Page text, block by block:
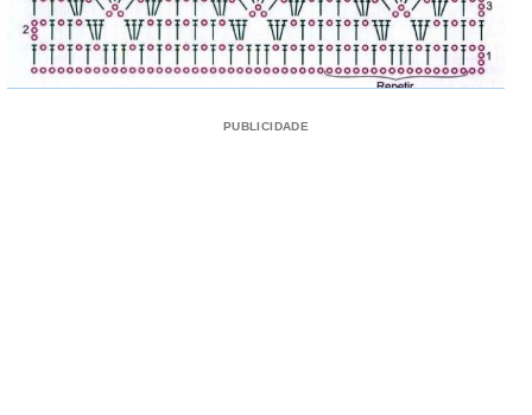
PUBLICIDADE